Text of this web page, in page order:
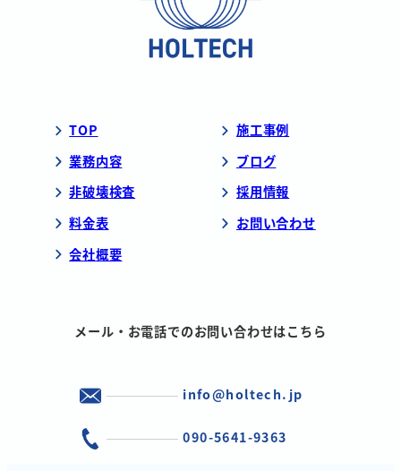
TOP
業務内容
非破壊検査
料金表
会社概要
施工事例
ブログ
採用情報
お問い合わせ
メール・お電話でのお問い合わせはこちら
info@holtech.jp
090-5641-9363